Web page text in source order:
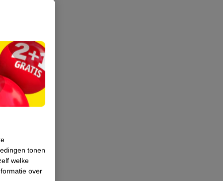
tonen
welke
over